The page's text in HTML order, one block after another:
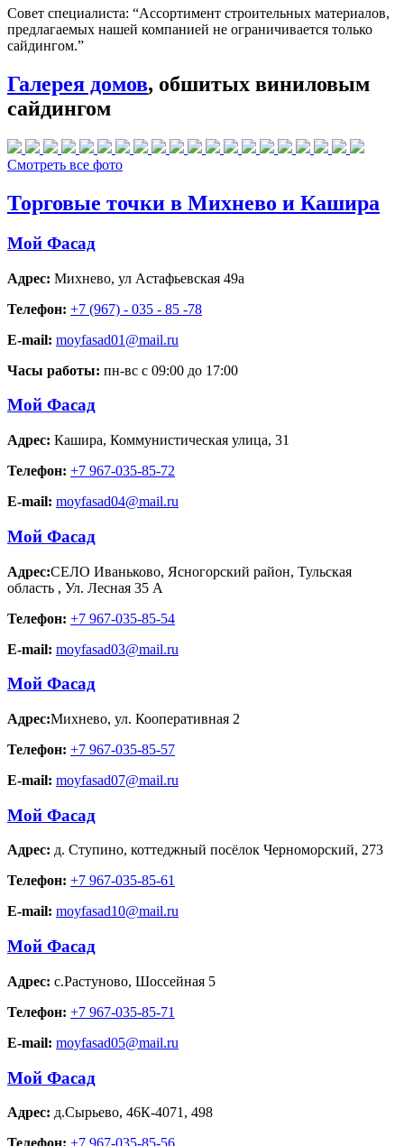
Совет специалиста: “Ассортимент строительных материалов,
предлагаемых нашей компанией не ограничивается только
сайдингом.”
Галерея домов, обшитых виниловым
сайдингом
Смотреть все фото
Торговые точки в Михнево и Кашира
Мой Фасад
Адрес: Михнево, ул Астафьевская 49а
Телефон: +7 (967) - 035 - 85 -78
E-mail: moyfasad01@mail.ru
Часы работы: пн-вс с 09:00 до 17:00
Мой Фасад
Адрес: Кашира, Коммунистическая улица, 31
Телефон: +7 967-035-85-72
E-mail: moyfasad04@mail.ru
Мой Фасад
Адрес:СЕЛО Иваньково, Ясногорский район, Тульская
область , Ул. Лесная 35 А
Телефон: +7 967-035-85-54
E-mail: moyfasad03@mail.ru
Мой Фасад
Адрес:Михнево, ул. Кооперативная 2
Телефон: +7 967-035-85-57
E-mail: moyfasad07@mail.ru
Мой Фасад
Адрес: д. Ступино, коттеджный посёлок Черноморский, 273
Телефон: +7 967-035-85-61
E-mail: moyfasad10@mail.ru
Мой Фасад
Адрес: с.Растуново, Шоссейная 5
Телефон: +7 967-035-85-71
E-mail: moyfasad05@mail.ru
Мой Фасад
Адрес: д.Сырьево, 46К-4071, 498